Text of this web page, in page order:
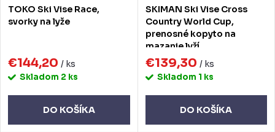
TOKO Ski Vise Race,
svorky na lyže
€144,20 / ks
Skladom 2 ks
DO KOŠÍKA
SKIMAN Ski Vise Cross
Country World Cup,
prenosné kopyto na
mazanie lyží
€139,30 / ks
Skladom 1 ks
DO KOŠÍKA